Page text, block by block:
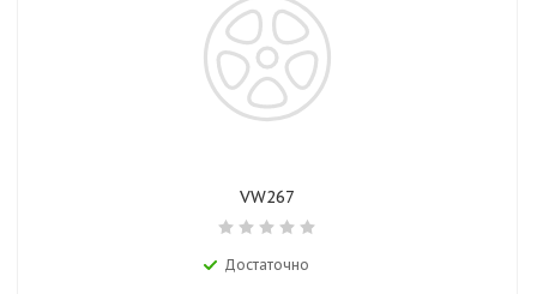
VW267
Достаточно